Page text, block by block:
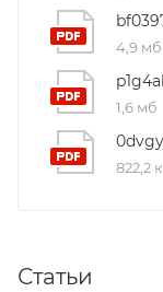
4,9 мб
1,6 мб
822,2
Статьи